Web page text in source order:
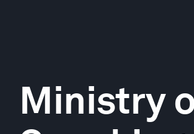
Ministry